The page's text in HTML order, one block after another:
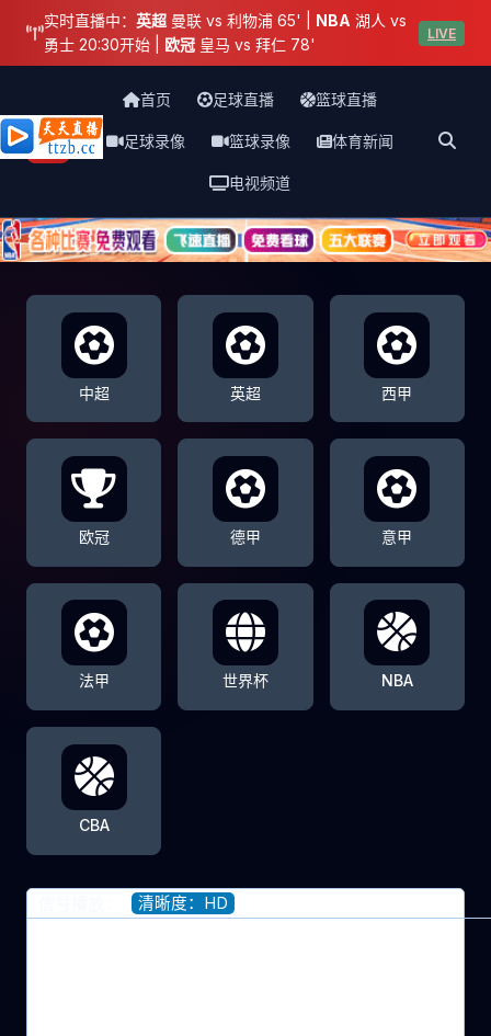
实时直播中： 英超 曼联 vs 利物浦 65' | NBA 湖人 vs
勇士 20:30开始 | 欧冠 皇马 vs 拜仁 78'
LIVE
天天直播网
首页 足球直播 篮球直播
足球录像 篮球录像 体育新闻
电视频道
中超 英超 西甲
欧冠 德甲 意甲
法甲 世界杯 NBA
CBA
清晰度：HD